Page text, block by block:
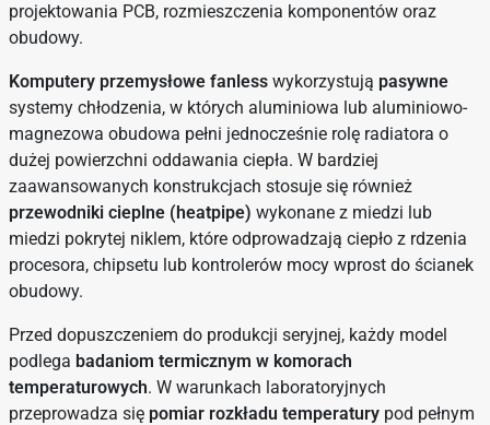
projektowania PCB, rozmieszczenia komponentów oraz
obudowy.
Komputery przemysłowe fanless wykorzystują pasywne
systemy chłodzenia, w których aluminiowa lub aluminiowo-
magnezowa obudowa pełni jednocześnie rolę radiatora o
dużej powierzchni oddawania ciepła. W bardziej
zaawansowanych konstrukcjach stosuje się również
przewodniki cieplne (heatpipe) wykonane z miedzi lub
miedzi pokrytej niklem, które odprowadzają ciepło z rdzenia
procesora, chipsetu lub kontrolerów mocy wprost do ścianek
obudowy.
Przed dopuszczeniem do produkcji seryjnej, każdy model
podlega badaniom termicznym w komorach
temperaturowych. W warunkach laboratoryjnych
przeprowadza się pomiar rozkładu temperatury pod pełnym